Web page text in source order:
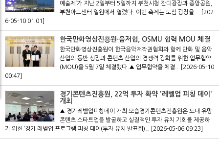
예술제’가 지난 2일부터 5일까지 부천시청 잔디광장과 중앙공원,
부천아트센터 일원에서 열렸다. 이번 축제는 도심 광장을 ..
[202
6-05-10 01:01]
한국만화영상진흥원·음저협, OSMU 협력 MOU 체결
한국만화영상진흥원이 한국음악저작권협회와 함께 만화 및 음악
산업의 동반 성장과 콘텐츠 산업의 경쟁력 강화를 위한 업무협약
(MOU)을 5월 7일 체결했다.▲ 업무협약을 체결..
[2026-05-10
00:47]
경기콘텐츠진흥원, 22억 투자 확약 '레벨업 피칭 데이'
개최
▲ 경기레벨업피칭데이 개최 모습경기콘텐츠진흥원은 도내 유망
콘텐츠 스타트업을 발굴하고 실질적인 투자 유치 기회를 제공하
기 위한 ‘경기 레벨업 프로그램 피칭 데이(투자 유치 발표회)..
[2026-05-06 09:23]